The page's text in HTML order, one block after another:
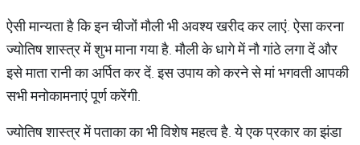
ऐसी मान्यता है कि इन चीजों मौली भी अवश्य खरीद कर लाएं. ऐसा करना
ज्योतिष शास्त्र में शुभ माना गया है. मौली के धागे में नौ गांठे लगा दें और
इसे माता रानी का अर्पित कर दें. इस उपाय को करने से मां भगवती आपकी
सभी मनोकामनाएं पूर्ण करेंगी.
ज्योतिष शास्त्र में पताका का भी विशेष महत्व है. ये एक प्रकार का झंडा